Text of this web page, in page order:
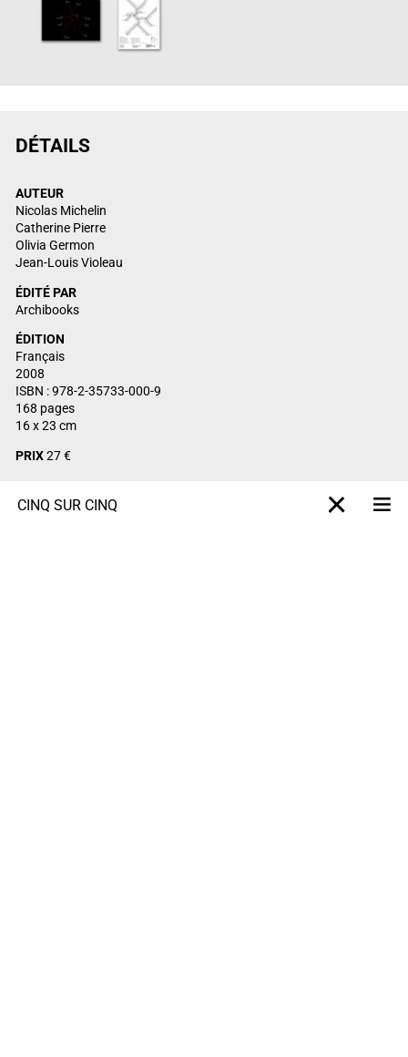
CINQ SUR CINQ X-projet
DÉTAILS
AUTEUR
Nicolas Michelin
Catherine Pierre
Olivia Germon
Jean-Louis Violeau
ÉDITÉ PAR
Archibooks
ÉDITION
Français
2008
ISBN : 978-2-35733-000-9
168 pages
16 x 23 cm
PRIX27 €